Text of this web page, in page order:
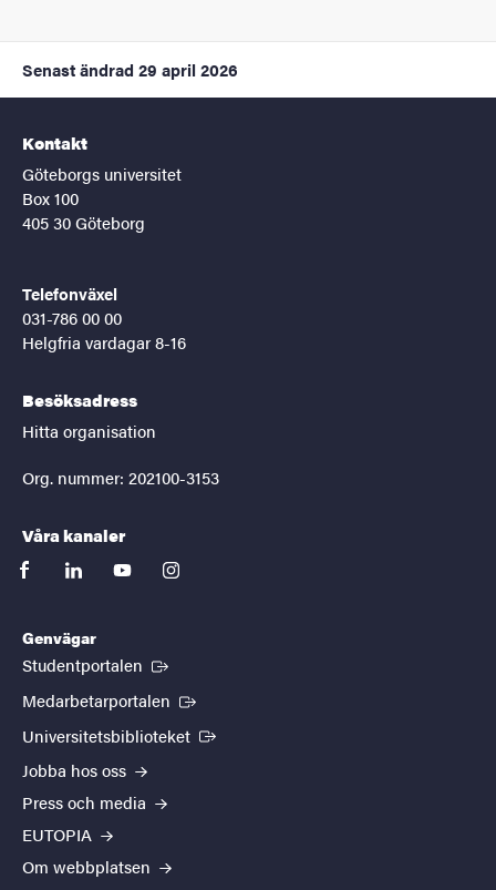
Senast ändrad 29 april 2026
Kontakt
Göteborgs universitet
Box 100
405 30 Göteborg
Telefonväxel
031-786 00 00
Helgfria vardagar 8-16
Besöksadress
Hitta organisation
Org. nummer: 202100-3153
Våra kanaler
facebooklinkedinyoutubeinstagram
Genvägar
Studentportalen (Extern länk)
Medarbetarportalen (Extern länk)
Universitetsbiblioteket (Extern länk)
Jobba hos oss
Press och media
EUTOPIA
Om webbplatsen